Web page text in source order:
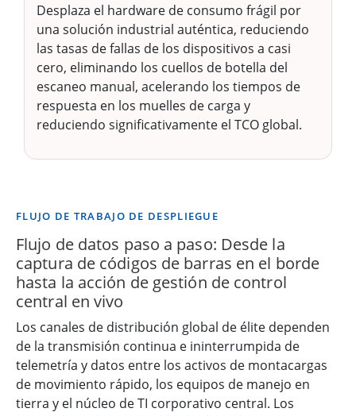
Desplaza el hardware de consumo frágil por
una solución industrial auténtica, reduciendo
las tasas de fallas de los dispositivos a casi
cero, eliminando los cuellos de botella del
escaneo manual, acelerando los tiempos de
respuesta en los muelles de carga y
reduciendo significativamente el TCO global.
FLUJO DE TRABAJO DE DESPLIEGUE
Flujo de datos paso a paso: Desde la
captura de códigos de barras en el borde
hasta la acción de gestión de control
central en vivo
Los canales de distribución global de élite dependen
de la transmisión continua e ininterrumpida de
telemetría y datos entre los activos de montacargas
de movimiento rápido, los equipos de manejo en
tierra y el núcleo de TI corporativo central. Los